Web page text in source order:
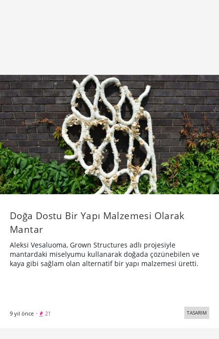
Doğa Dostu Bir Yapı Malzemesi Olarak
Mantar
Aleksi Vesaluoma, Grown Structures adlı projesiyle
mantardaki miselyumu kullanarak doğada çözünebilen ve
kaya gibi sağlam olan alternatif bir yapı malzemesi üretti.
9 yıl önce · 21 TASARIM